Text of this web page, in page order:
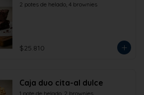
2 potes de helado, 4 brownies
$25.810
Caja duo cita-al dulce
1 pote de helado, 2 brownies.